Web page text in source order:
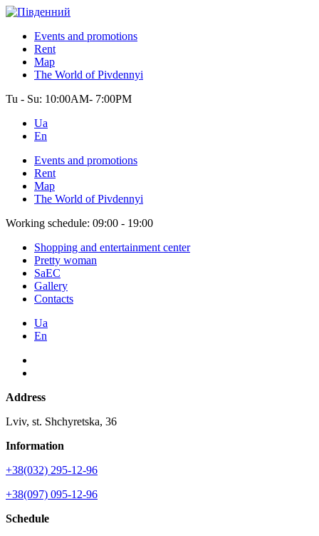
Events and promotions
Rent
Map
The World of Pivdennyi
Tu - Su: 10:00AM- 7:00PM
Ua
En
Events and promotions
Rent
Map
The World of Pivdennyi
Working schedule: 09:00 - 19:00
Shopping and entertainment center
Pretty woman
SaEC
Gallery
Contacts
Ua
En
Address
Lviv, st. Shchyretska, 36
Information
+38(032) 295-12-96
+38(097) 095-12-96
Schedule